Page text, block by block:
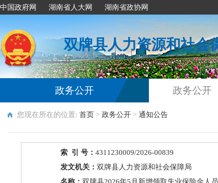
中国政府网 湖南省人大网 湖南省政协网
双牌县人力资源和社会
政务公开 政务公开
您现在所在的位置: 首页 > 政务公开 > 通知公告
索 引 号：4311230009/2026-00839
发文机关：双牌县人力资源和社会保障局